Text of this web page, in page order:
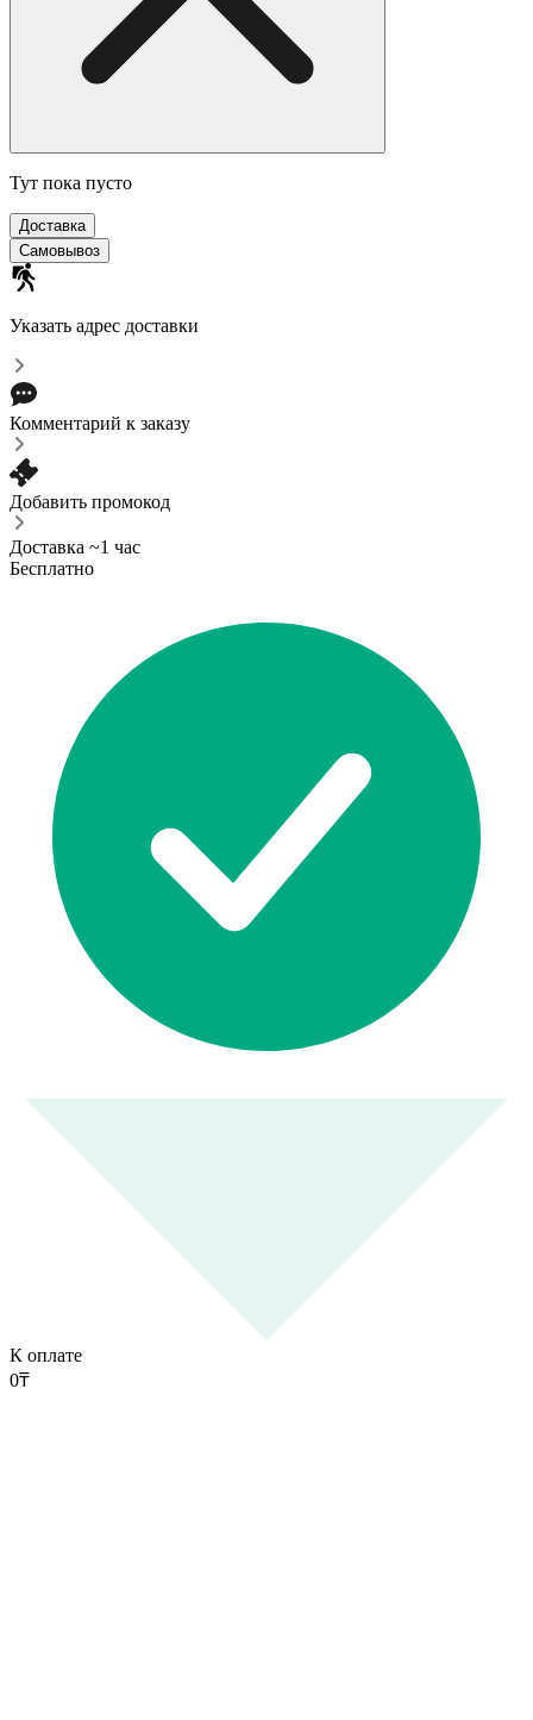
Тут пока пусто
Доставка
Самовывоз
Указать адрес доставки
Комментарий к заказу
Добавить промокод
Доставка ~1 час
Бесплатно
К оплате
0₸